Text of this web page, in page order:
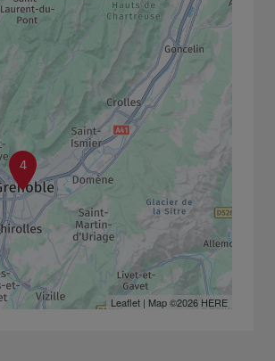
4
Leaflet| Map ©2026 HERE